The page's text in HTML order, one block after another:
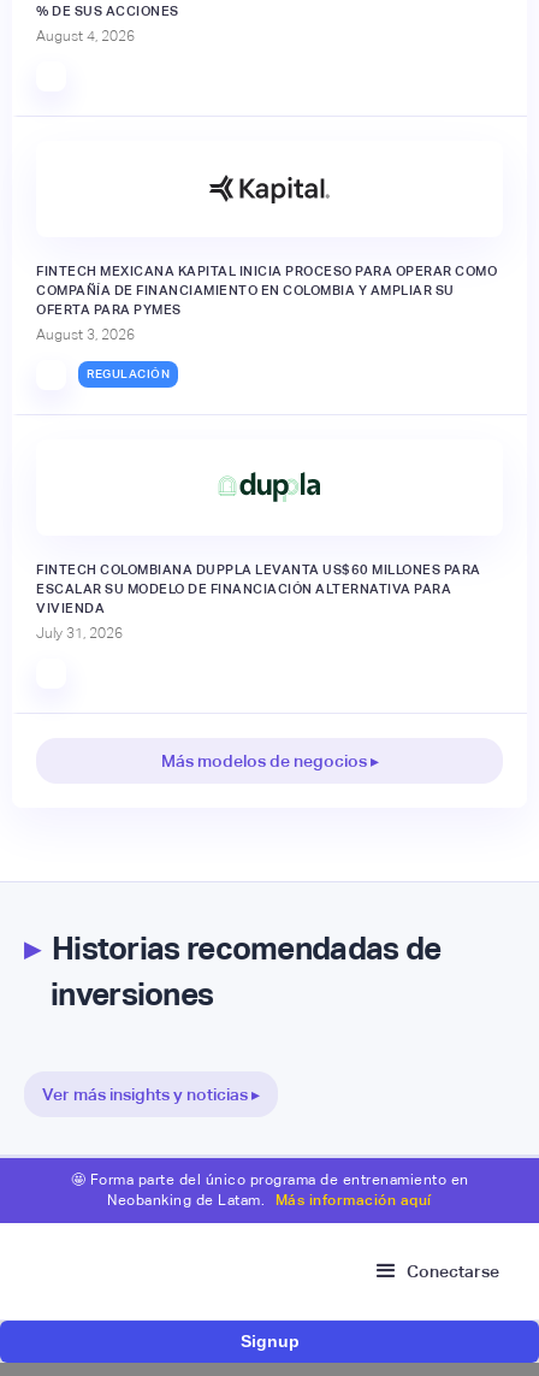
% DE SUS ACCIONES
August 4, 2026
FINTECH MEXICANA KAPITAL INICIA PROCESO PARA OPERAR COMO
COMPAÑÍA DE FINANCIAMIENTO EN COLOMBIA Y AMPLIAR SU
OFERTA PARA PYMES
August 3, 2026
REGULACIÓN
FINTECH COLOMBIANA DUPPLA LEVANTA US$60 MILLONES PARA
ESCALAR SU MODELO DE FINANCIACIÓN ALTERNATIVA PARA
VIVIENDA
July 31, 2026
Más modelos de negocios ▸
▸Historias recomendadas de
inversiones
Ver más insights y noticias ▸
🤩 Forma parte del único programa de entrenamiento en
Neobanking de Latam.
Más información aquí
Conectarse
Signup